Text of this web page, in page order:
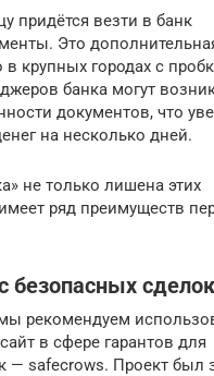
придётся везти в банк
Это
крупных городах с
банка могут
документов, что
на несколько дней.
не только лишена этих
ряд преимуществ
безопасных сделок
рекомендуем
в сфере гарантов для
— safecrows. Проект был